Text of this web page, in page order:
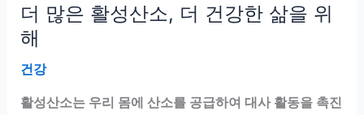
더 많은 활성산소, 더 건강한 삶을 위
해
건강
활성산소는 우리 몸에 산소를 공급하여 대사 활동을 촉진